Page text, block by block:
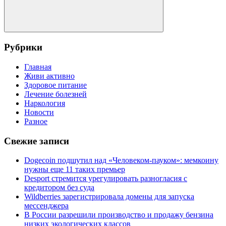
Поиск
Рубрики
Главная
Живи активно
Здоровое питание
Лечение болезней
Наркология
Новости
Разное
Свежие записи
Dogecoin подшутил над «Человеком-пауком»: мемкоину
нужны еще 11 таких премьер
Desport стремится урегулировать разногласия с
кредитором без суда
Wildberries зарегистрировала домены для запуска
мессенджера
В России разрешили производство и продажу бензина
низких экологических классов